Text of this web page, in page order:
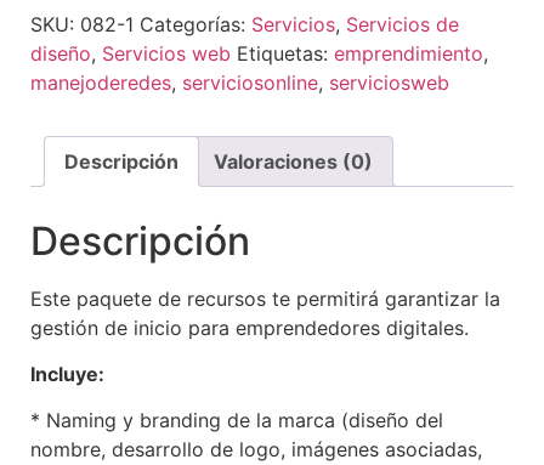
SKU: 082-1 Categorías: Servicios, Servicios de
diseño, Servicios web Etiquetas: emprendimiento,
manejoderedes, serviciosonline, serviciosweb
Descripción Valoraciones (0)
Descripción
Este paquete de recursos te permitirá garantizar la
gestión de inicio para emprendedores digitales.
Incluye:
* Naming y branding de la marca (diseño del
nombre, desarrollo de logo, imágenes asociadas,